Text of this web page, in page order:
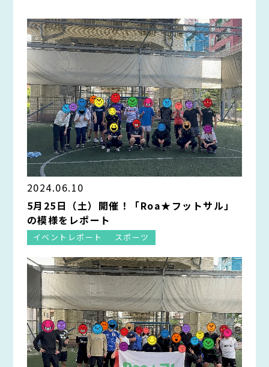
2024.06.10
5月25日（土）開催！「Roa★フットサル」
の模様をレポート
イベントレポート スポーツ